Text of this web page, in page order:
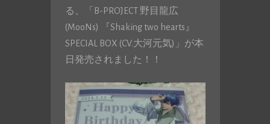
る、「B-PROJECT 野目龍広
(MooNs) 『Shaking two hearts』
SPECIAL BOX (CV.大河元気)」が本
日発売されました！！